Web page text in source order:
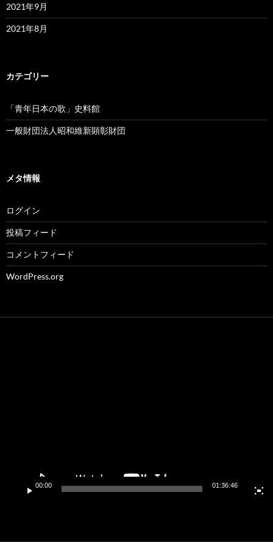
2021年9月
2021年8月
カテゴリー
「青年日本の歌」史料館
一般財団法人昭和維新顕彰財団
メタ情報
ログイン
投稿フィード
コメントフィード
WordPress.org
00:00 01:36:46